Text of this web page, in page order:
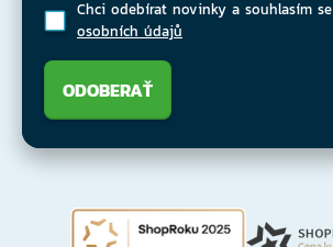
Chci odebírat novinky a souhlasím se
osobních údajů
ODOBERAŤ